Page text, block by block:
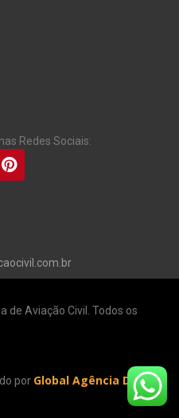
Redes Sociais:
de Aviação Civil. Todos os
por Global Agência Digital.